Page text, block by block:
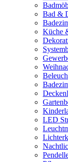
Bad &
Küche
LED